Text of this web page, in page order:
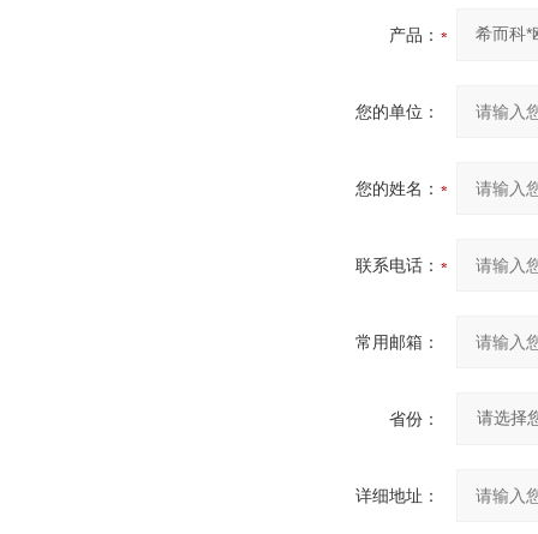
产品：
您的单位：
您的姓名：
联系电话：
常用邮箱：
省份：
详细地址：